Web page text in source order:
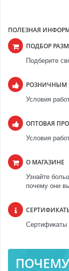
ПОЛЕЗНАЯ
ПОДБОР
Подберите
РОЗНИЧНЫМ
Условия
ОПТОВАЯ
Условия
О МАГАЗИНЕ
Узнайте
почему они